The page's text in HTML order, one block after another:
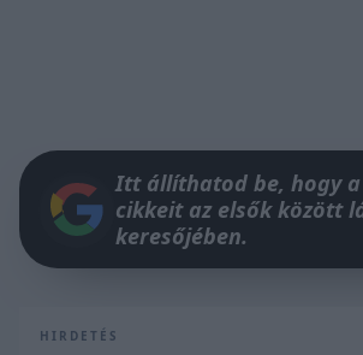
Itt állíthatod be, hogy
cikkeit az elsők között
keresőjében.
HIRDETÉS